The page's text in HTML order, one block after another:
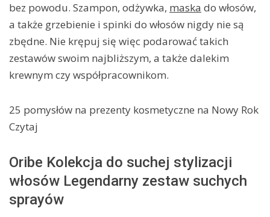
bez powodu. Szampon, odżywka, maska do włosów,
a także grzebienie i spinki do włosów nigdy nie są
zbędne. Nie krępuj się więc podarować takich
zestawów swoim najbliższym, a także dalekim
krewnym czy współpracownikom.
25 pomysłów na prezenty kosmetyczne na Nowy Rok
Czytaj
Oribe Kolekcja do suchej stylizacji
włosów Legendarny zestaw suchych
sprayów